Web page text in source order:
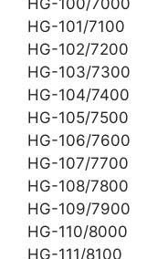
HG-101/7100
HG-102/7200
HG-103/7300
HG-104/7400
HG-105/7500
HG-106/7600
HG-107/7700
HG-108/7800
HG-109/7900
HG-110/8000
HG-111/8100